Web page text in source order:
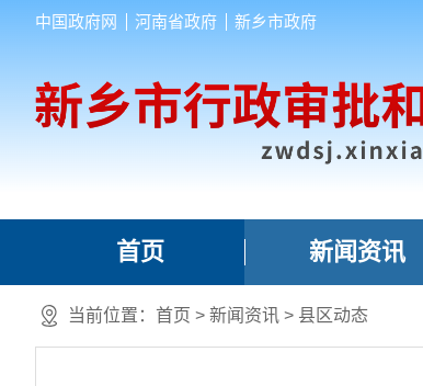
中国政府网 河南省政府 新乡市政府
首页 新闻资讯
当前位置： 首页 > 新闻资讯 > 县区动态